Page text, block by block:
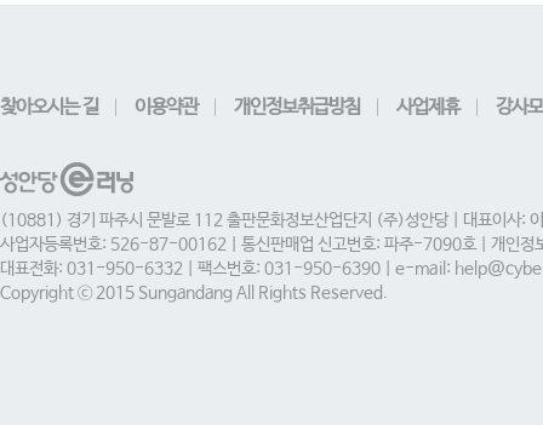
찾아오시는 길 이용약관 개인정보취급방침 사업제휴 강사
(10881) 경기 파주시 문발로 112 출판문화정보산업단지 (주)성안당 | 대표이사:
사업자등록번호: 526-87-00162 | 통신판매업 신고번호: 파주-7090호 | 개인정
대표전화: 031-950-6332 | 팩스번호: 031-950-6390 | e-mail:
Copyright ⓒ 2015 Sungandang All Rights Reserved.